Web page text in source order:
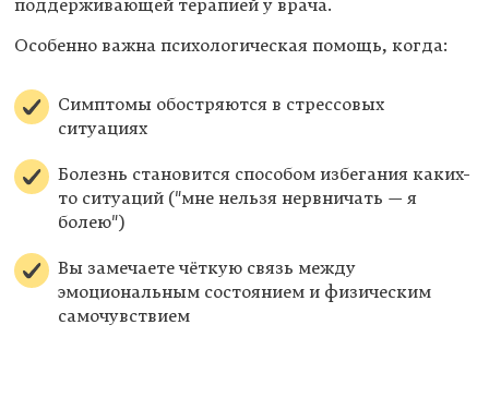
поддерживающей терапией у врача.
Особенно важна психологическая помощь, когда:
Симптомы обостряются в стрессовых
ситуациях
Болезнь становится способом избегания каких-
то ситуаций ("мне нельзя нервничать — я
болею")
Вы замечаете чёткую связь между
эмоциональным состоянием и физическим
самочувствием